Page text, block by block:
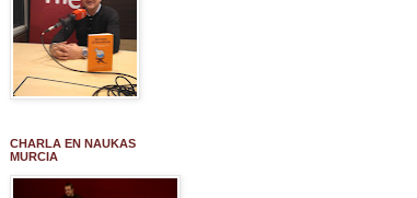
CHARLA EN NAUKAS
MURCIA